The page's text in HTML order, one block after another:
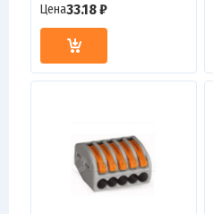
Цена33.18 ₽